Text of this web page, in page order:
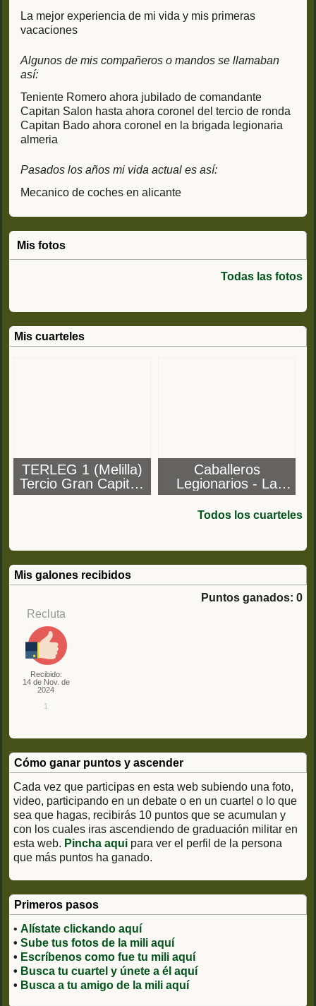
La mejor experiencia de mi vida y mis primeras
vacaciones
Algunos de mis compañeros o mandos se llamaban
así:
Teniente Romero ahora jubilado de comandante
Capitan Salon hasta ahora coronel del tercio de ronda
Capitan Bado ahora coronel en la brigada legionaria
almeria
Pasados los años mi vida actual es así:
Mecanico de coches en alicante
Mis fotos
Todas las fotos
Mis cuarteles
TERLEG 1 (Melilla)
Tercio Gran Capitán
1º de La Legión -
Caballeros
Legionarios - La
Legión
Todos los cuarteles
Mis galones recibidos
Puntos ganados: 0
Recluta
Recibido:
14 de Nov. de
2024
1
Cómo ganar puntos y ascender
Cada vez que participas en esta web subiendo una foto,
video, participando en un debate o en un cuartel o lo que
sea que hagas, recibirás 10 puntos que se acumulan y
con los cuales iras ascendiendo de graduación militar en
esta web. Pincha aqui para ver el perfil de la persona
que más puntos ha ganado.
Primeros pasos
• Alístate clickando aquí
• Sube tus fotos de la mili aquí
• Escríbenos como fue tu mili aquí
• Busca tu cuartel y únete a él aquí
• Busca a tu amigo de la mili aquí